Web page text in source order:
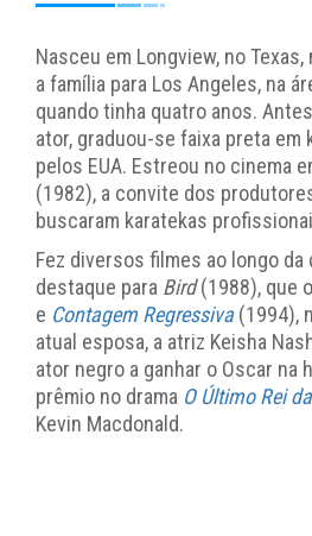
Nasceu em Longview, no
a família para Los Angeles, na
quando tinha quatro anos.
ator, graduou-se faixa preta em
pelos EUA. Estreou no cinema
(1982), a convite dos
buscaram karatekas
Fez diversos filmes ao longo da
destaque para Bird(1988), que
e Contagem Regressiva(1994),
atual esposa, a atriz Keisha
ator negro a ganhar o Oscar na
prêmio no drama O Último Rei
Kevin Macdonald.